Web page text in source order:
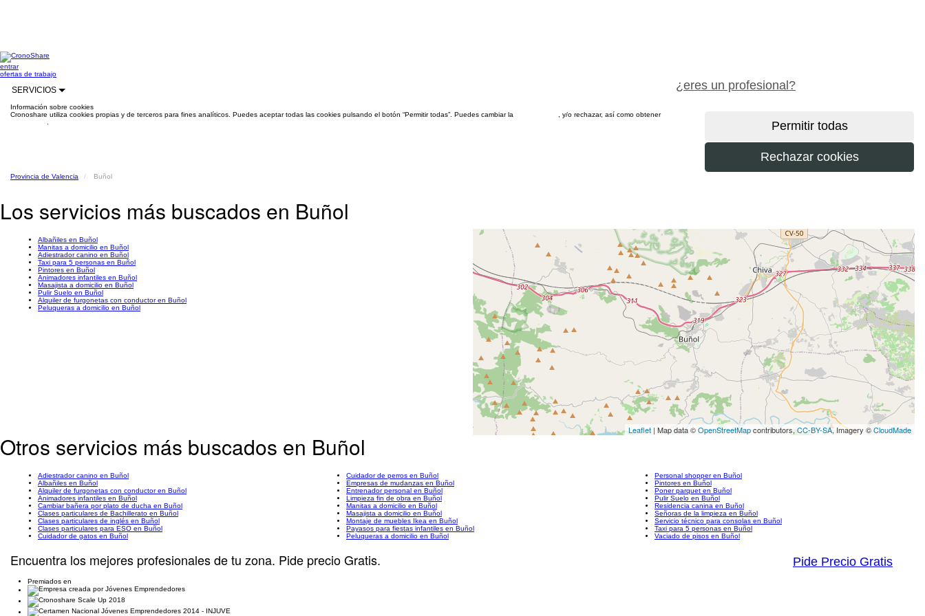
entrar
¿eres un profesional?
ofertas de trabajo
SERVICIOS
Información sobre cookies
Cronoshare utiliza cookies propias y de terceros para fines analíticos. Puedes aceptar todas las cookies pulsando el botón “Permitir todas”. Puedes cambiar la
, y/o rechazar, así como obtener
Provincia de Valencia Buñol
Los servicios más buscados en Buñol
Albañiles en Buñol
Manitas a domicilio en Buñol
Adiestrador canino en Buñol
Taxi para 5 personas en Buñol
Pintores en Buñol
Animadores infantiles en Buñol
Masajista a domicilio en Buñol
Pulir Suelo en Buñol
Alquiler de furgonetas con conductor en Buñol
Peluqueras a domicilio en Buñol
Leaflet | Map data ©OpenStreetMapcontributors,CC-BY-SA, Imagery ©CloudMade
Otros servicios más buscados en Buñol
Adiestrador canino en Buñol
Albañiles en Buñol
Alquiler de furgonetas con conductor en Buñol
Animadores infantiles en Buñol
Cambiar bañera por plato de ducha en Buñol
Clases particulares de Bachillerato en Buñol
Clases particulares de inglés en Buñol
Clases particulares para ESO en Buñol
Cuidador de gatos en Buñol
Cuidador de perros en Buñol
Empresas de mudanzas en Buñol
Entrenador personal en Buñol
Limpieza fin de obra en Buñol
Manitas a domicilio en Buñol
Masajista a domicilio en Buñol
Montaje de muebles Ikea en Buñol
Payasos para fiestas infantiles en Buñol
Peluqueras a domicilio en Buñol
Personal shopper en Buñol
Pintores en Buñol
Poner parquet en Buñol
Pulir Suelo en Buñol
Residencia canina en Buñol
Señoras de la limpieza en Buñol
Servicio técnico para consolas en Buñol
Taxi para 5 personas en Buñol
Vaciado de pisos en Buñol
Encuentra los mejores profesionales de tu zona. Pide precio Gratis. Pide Precio Gratis
Premiados en